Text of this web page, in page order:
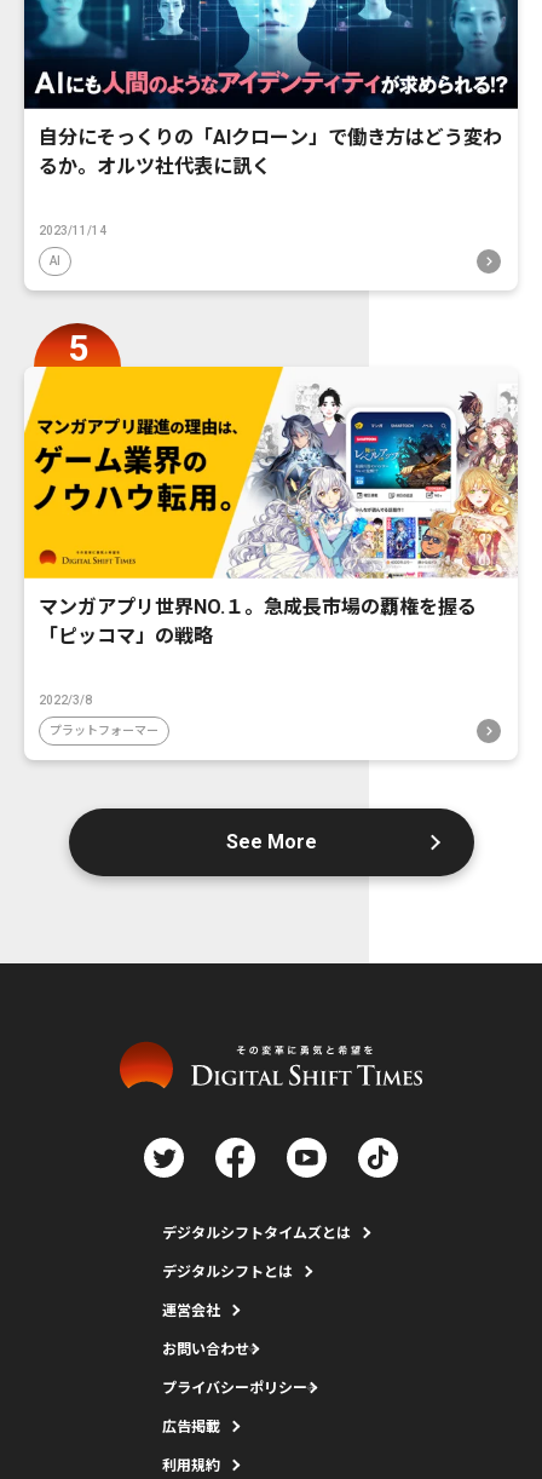
自分にそっくりの「AIクローン」で働き方はどう変わ
るか。オルツ社代表に訊く
2023/11/14
AI
マンガアプリ世界NO.１。急成長市場の覇権を握る
「ピッコマ」の戦略
2022/3/8
プラットフォーマー
See More
デジタルシフトタイムズとは
デジタルシフトとは
運営会社
お問い合わせ
プライバシーポリシー
広告掲載
利用規約